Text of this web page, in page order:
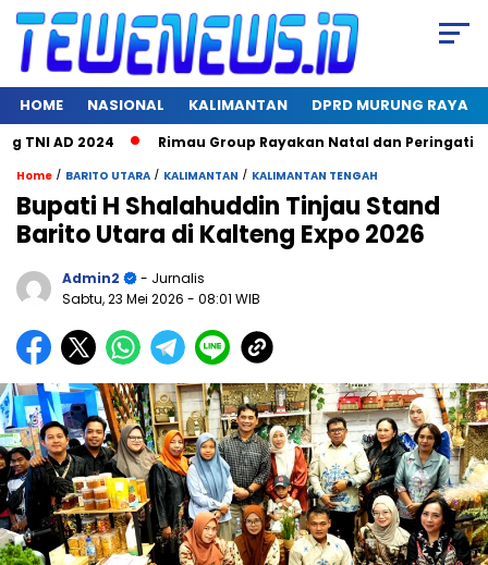
HOME NASIONAL KALIMANTAN DPRD MURUNG RAYA
AD 2024 Rimau Group Rayakan Natal dan Peringati Hari
Home / BARITO UTARA / KALIMANTAN / KALIMANTAN TENGAH
Bupati H Shalahuddin Tinjau Stand
Barito Utara di Kalteng Expo 2026
Admin2
- Jurnalis
Sabtu, 23 Mei 2026 - 08:01 WIB